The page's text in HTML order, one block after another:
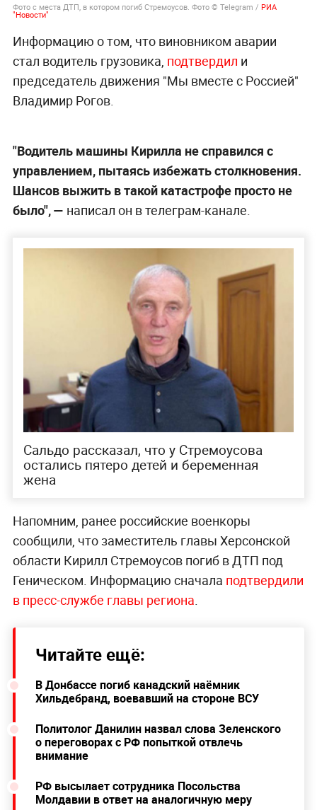
Фото с места ДТП, в котором погиб Стремоусов. Фото © Telegram / РИА
"Новости"
Информацию о том, что виновником аварии
стал водитель грузовика, подтвердил и
председатель движения "Мы вместе с Россией"
Владимир Рогов.
"Водитель машины Кирилла не справился с
управлением, пытаясь избежать столкновения.
Шансов выжить в такой катастрофе просто не
было", — написал он в телеграм-канале.
Сальдо рассказал, что у Стремоусова
остались пятеро детей и беременная
жена
Напомним, ранее российские военкоры
сообщили, что заместитель главы Херсонской
области Кирилл Стремоусов погиб в ДТП под
Геническом. Информацию сначала подтвердили
в пресс-службе главы региона
Читайте ещё:
В Донбассе погиб канадский наёмник
Хильдебранд, воевавший на стороне ВСУ
Политолог Данилин назвал слова Зеленского
о переговорах с РФ попыткой отвлечь
внимание
РФ высылает сотрудника Посольства
Молдавии в ответ на аналогичную меру